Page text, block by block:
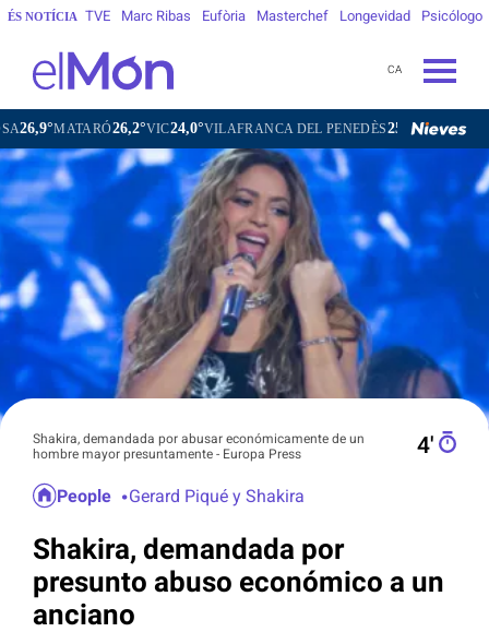
ÉS NOTÍCIA TVE Marc Ribas Eufòria Masterchef Longevidad Psicólogo
CA
26,2°VIC24,0°VILAFRANCA DEL PENEDÈS25,4°VILANOVA I LA
Shakira, demandada por abusar económicamente de un
hombre mayor presuntamente - Europa Press
4′
People Gerard Piqué y Shakira
Shakira, demandada por
presunto abuso económico a un
anciano